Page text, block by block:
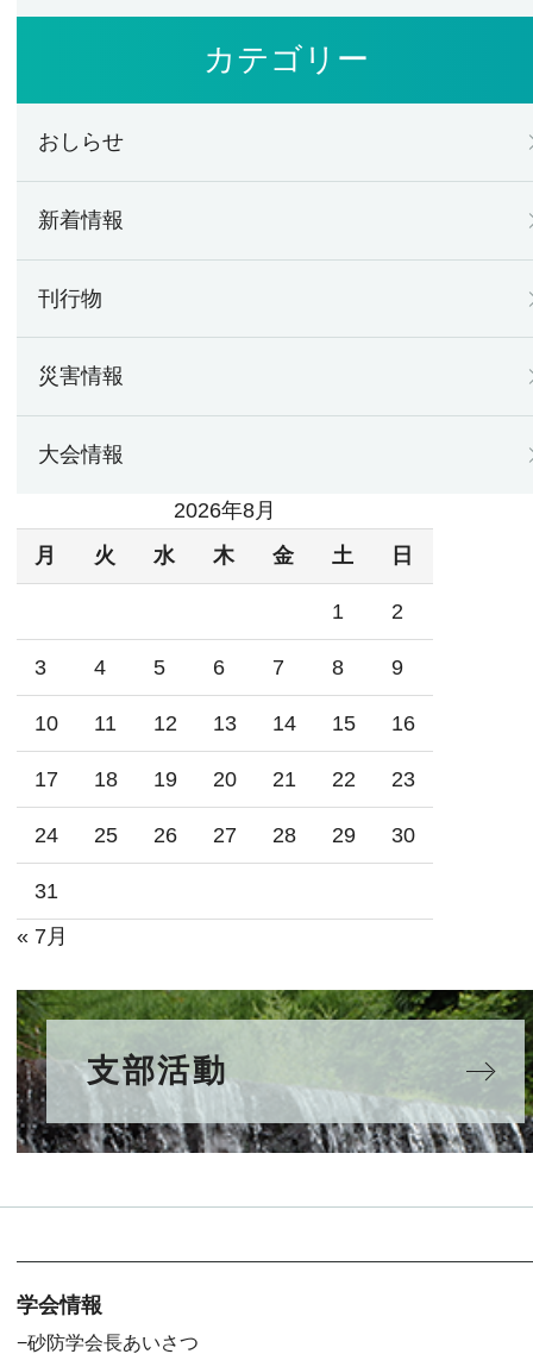
カテゴリー
おしらせ
新着情報
刊行物
災害情報
大会情報
2026年8月
月
火 水 木 金 土 日
1 2
3 4 5 6 7 8 9
10 11 12 13 14 15 16
17 18 19 20 21 22 23
24 25 26 27 28 29 30
31
« 7月
支部活動
学会情報
砂防学会長あいさつ